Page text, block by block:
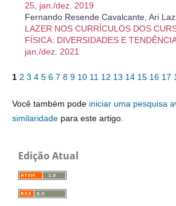
25, jan./dez. 2019
Fernando Resende Cavalcante, Ari
LAZER NOS CURRÍCULOS DOS
FÍSICA: DIVERSIDADES E
jan./dez. 2021
1 2 3 4 5 6 7 8 9 10 11 12 13 14 15 16 17
Você também pode iniciar uma pesquisa
similaridadepara este artigo.
Edição Atual